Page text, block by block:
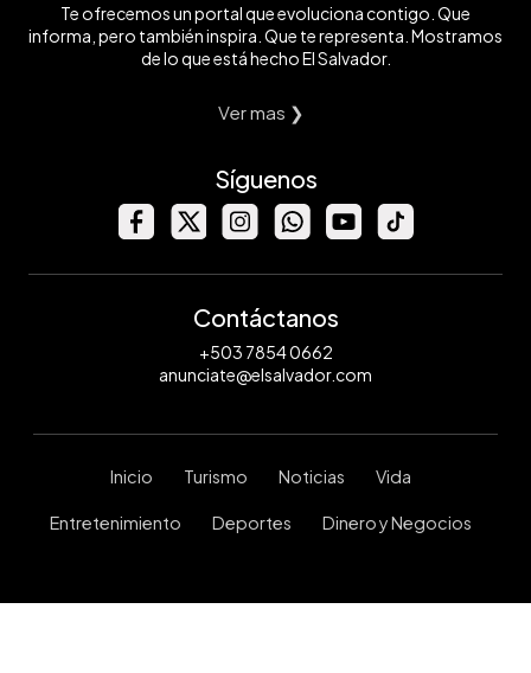
Te ofrecemos un portal que evoluciona contigo. Que
informa, pero también inspira. Que te representa. Mostramos
de lo que está hecho El Salvador.
Ver mas ❯
Síguenos
Contáctanos
+503 7854 0662
anunciate@elsalvador.com
Inicio Turismo Noticias Vida
Entretenimiento Deportes Dinero y Negocios